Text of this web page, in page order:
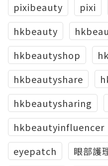
pixibeauty pixi
hkbeauty
hkbeautyshop
hkbeautyshare
hkbeautysharing
hkbeautyinfluencer
eyepatch
眼部護